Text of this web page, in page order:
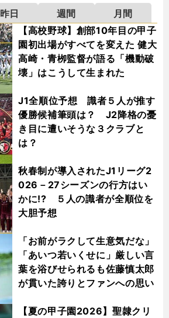
昨日 週間
月間
【高校野球】創部10年目の甲子
園初出場がすべてを変えた 健大
高崎・青栁監督が語る「機動破
壊」はこうして生まれた
J1全順位予想 識者５人が推す
優勝候補筆頭は？ J2降格の憂
き目に遭いそうな３クラブと
は？
秋春制が導入されたJ1リーグ2
026－27シーズンの行方はい
かに!? ５人の識者が全順位を
大胆予想
「お前がラクして生意気だな」
「あいつ若いくせに」厳しい言
葉を浴びせられるも佐藤慎太郎
が貫いた誇りとファンへの思い
【夏の甲子園2026】聖隷クリ